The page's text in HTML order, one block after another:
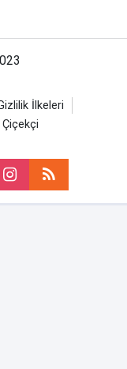
İlkeleri